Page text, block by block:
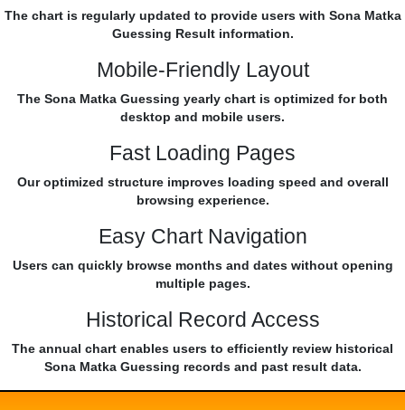
The chart is regularly updated to provide users with Sona Matka
Guessing Result information.
Mobile-Friendly Layout
The Sona Matka Guessing yearly chart is optimized for both
desktop and mobile users.
Fast Loading Pages
Our optimized structure improves loading speed and overall
browsing experience.
Easy Chart Navigation
Users can quickly browse months and dates without opening
multiple pages.
Historical Record Access
The annual chart enables users to efficiently review historical
Sona Matka Guessing records and past result data.